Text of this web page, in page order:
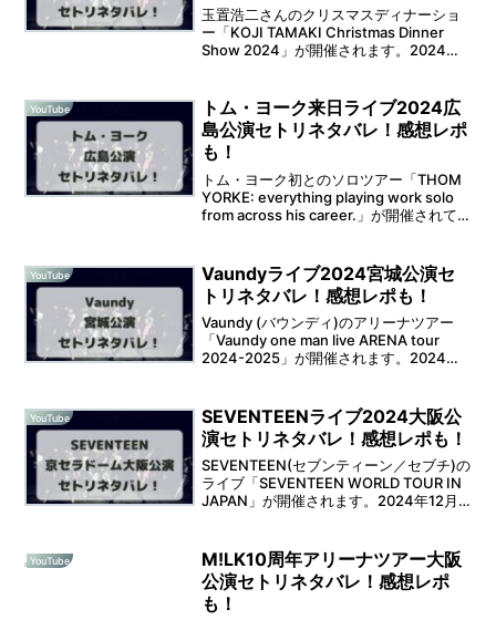
玉置浩二さんのクリスマスディナーショ
ー「KOJI TAMAKI Christmas Dinner
Show 2024」が開催されます。2024年
セットリストが気に...
YouTube
トム・ヨーク来日ライブ2024広
島公演セトリネタバレ！感想レポ
も！
トム・ヨーク初とのソロツアー「THOM
YORKE: everything playing work solo
from across his career.」が開催されて
YouTube
Vaundyライブ2024宮城公演セ
トリネタバレ！感想レポも！
Vaundy (バウンディ)のアリーナツアー
「Vaundy one man live ARENA tour
2024-2025」が開催されます。2024年
ンディ...
YouTube
SEVENTEENライブ2024大阪公
演セトリネタバレ！感想レポも！
SEVENTEEN(セブンティーン／セブチ)の
ライブ「SEVENTEEN WORLD TOUR IN
JAPAN」が開催されます。2024年12月
と、セットリストが...
YouTube
M!LK10周年アリーナツアー大阪
公演セトリネタバレ！感想レポ
も！